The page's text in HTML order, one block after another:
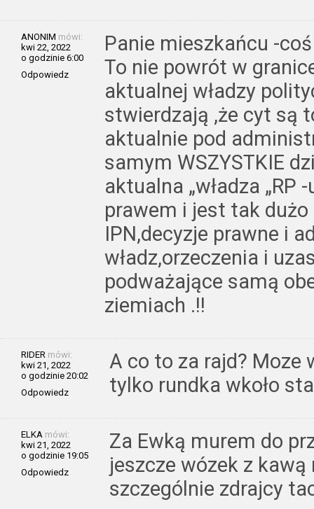
ANONIM mówi:
kwi 22, 2022
o godzinie 6:00
Odpowiedz
Panie mieszkańcu -
To nie powrót w
aktualnej władzy
stwierdzają ,że cyt są
aktualnie pod
samym WSZYSTKIE
aktualna „władza „RP
prawem i jest tak
IPN,decyzje prawne i
władz,orzeczenia i
podważające samą
ziemiach .!!
RIDER mówi:
kwi 21, 2022
o godzinie 20:02
Odpowiedz
A co to za rajd? Moze
tylko rundka wkoło
ELKA mówi:
kwi 21, 2022
o godzinie 19:05
Odpowiedz
Za Ewką murem do
jeszcze wózek z
szczególnie zdrajcy